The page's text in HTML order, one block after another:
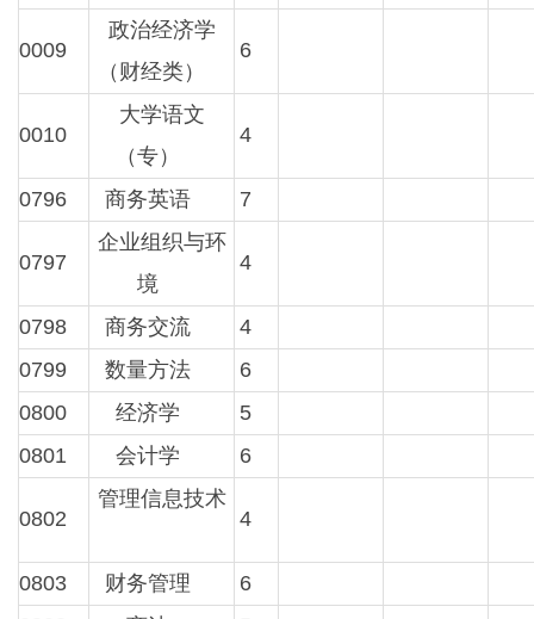
0009
政治经济学
（财经类）
6
0010
大学语文
（专）
4
0796 商务英语 7
0797
企业组织与环
境
4
0798 商务交流
4
0799
数量方法
6
0800
经济学
5
0801
会计学 6
0802
管理信息技术
4
0803 财务管理
6